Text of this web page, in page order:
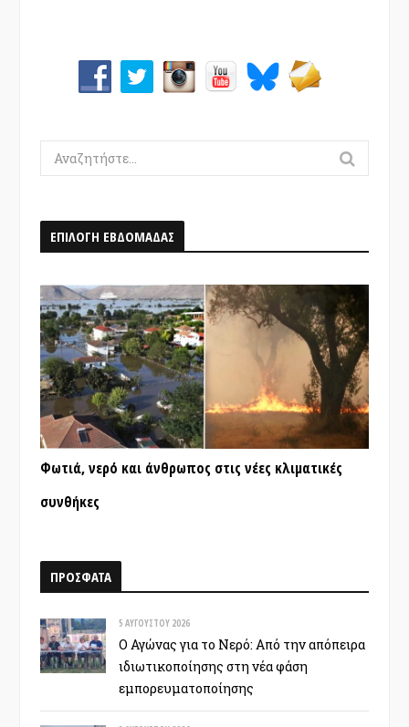
Search
for:
ΕΠΙΛΟΓΗ ΕΒΔΟΜΑΔΑΣ
Φωτιά, νερό και άνθρωπος στις νέες κλιματικές
συνθήκες
ΠΡΟΣΦΑΤΑ
5 ΑΥΓΟΎΣΤΟΥ 2026
Ο Αγώνας για το Νερό: Από την απόπειρα
ιδιωτικοποίησης στη νέα φάση
εμπορευματοποίησης